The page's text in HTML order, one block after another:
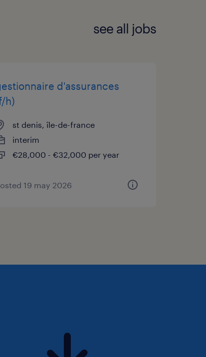
see all jobs
d'assurances
h)
st denis, île-de-france
interim
€28,000 - €32,000 per year
19 may 2026